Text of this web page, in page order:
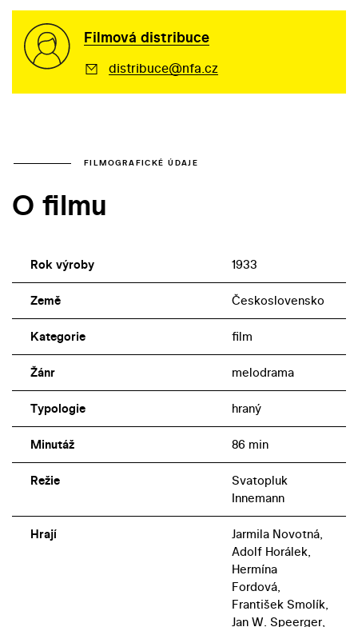
Filmová distribuce
distribuce@nfa.cz
FILMOGRAFICKÉ ÚDAJE
O filmu
Rok výroby 1933
Země Československo
Kategorie film
Žánr melodrama
Typologie hraný
Minutáž 86 min
Režie
Svatopluk
Innemann
Hrají
Jarmila Novotná,
Adolf Horálek,
Hermína
Fordová,
František Smolík,
Jan W. Speerger,